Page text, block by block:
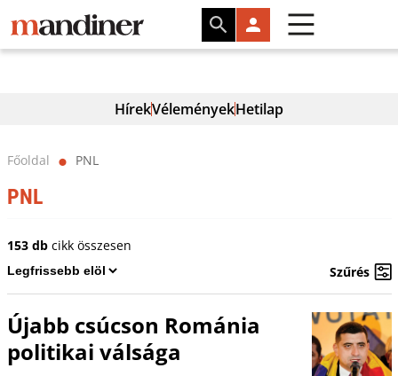
HírekVéleményekHetilap
Főoldal ⬤ PNL
PNL
153 dbcikk összesen
Szűrés
Újabb csúcson Románia
politikai válsága